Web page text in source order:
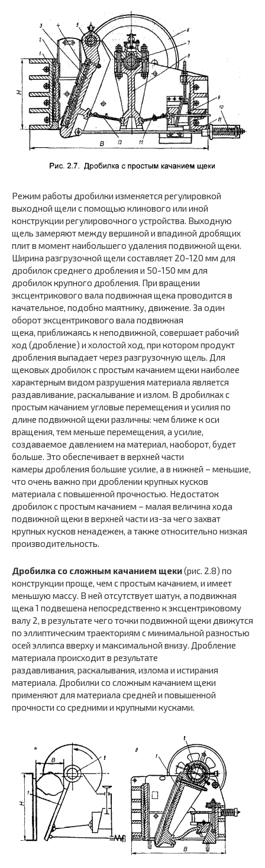
Режим работы дробилки изменяется регулировкой
выходной щели с помощью клинового или иной
конструкции регулировочного устройства. Выходную
щель замеряют между вершиной и впадиной дробящих
плит в момент наибольшего удаления подвижной щеки.
Ширина разгрузочной щели составляет 20-120 мм для
дробилок среднего дробления и 50-150 мм для
дробилок крупного дробления. При вращении
эксцентрикового вала подвижная щека проводится в
качательное, подобно маятнику, движение. За один
оборот эксцентрикового вала подвижная
щека, приближаясь к неподвижной, совершает рабочий
ход (дробление) и холостой ход, при котором продукт
дробления выпадает через разгрузочную щель. Для
щековых дробилок с простым качанием щеки наиболее
характерным видом разрушения материала является
раздавливание, раскалывание и излом. В дробилках с
простым качанием угловые перемещения и усилия по
длине подвижной щеки различны: чем ближе к оси
вращения, тем меньше перемещения, а усилие,
создаваемое давлением на материал, наоборот, будет
больше. Это обеспечивает в верхней части
камеры дробления большие усилие, а в нижней – меньшие,
что очень важно при дроблении крупных кусков
материала с повышенной прочностью. Недостаток
дробилок с простым качанием – малая величина хода
подвижной щеки в верхней части из-за чего захват
крупных кусков ненадежен, а также относительно низкая
производительность.
Дробилка со сложным качанием щеки(рис. 2.8) по
конструкции проще, чем с простым качанием, и имеет
меньшую массу. В ней отсутствует шатун, а подвижная
щека 1 подвешена непосредственно к эксцентриковому
валу 2, в результате чего точки подвижной щеки движутся
по эллиптическим траекториям с минимальной разностью
осей эллипса вверху и максимальной внизу. Дробление
материала происходит в результате
раздавливания, раскалывания, излома и истирания
материала. Дробилки со сложным качанием щеки
применяют для материала средней и повышенной
прочности со средними и крупными кусками.